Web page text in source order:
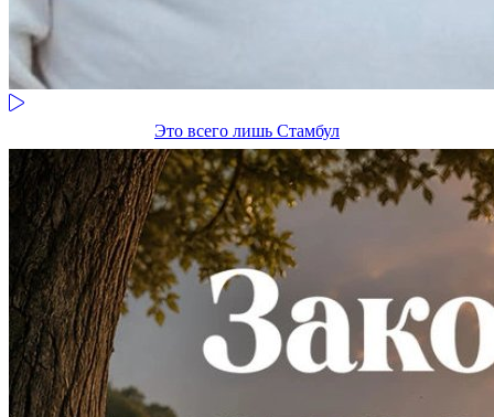
Это всего лишь Стамбул